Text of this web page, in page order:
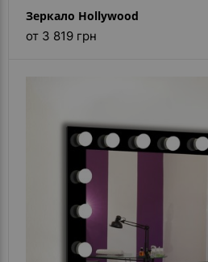
Зеркало Hollywood
от 3 819 грн